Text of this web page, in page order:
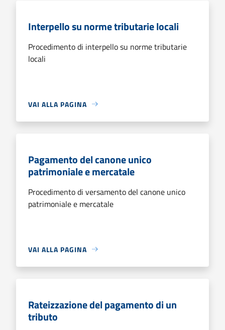
Interpello su norme tributarie locali
Procedimento di interpello su norme tributarie
locali
VAI ALLA PAGINA
Pagamento del canone unico
patrimoniale e mercatale
Procedimento di versamento del canone unico
patrimoniale e mercatale
VAI ALLA PAGINA
Rateizzazione del pagamento di un
tributo